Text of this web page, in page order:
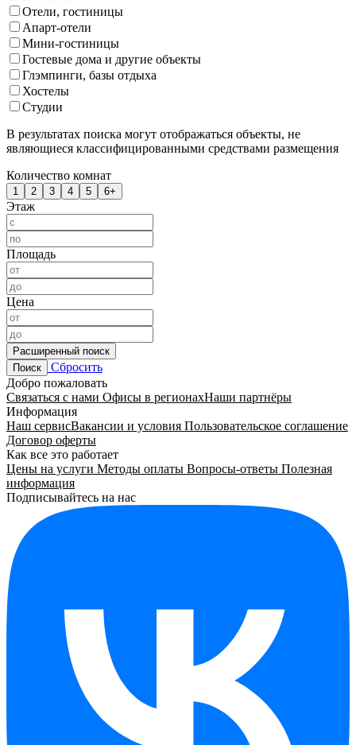
Отели, гостиницы
Апарт-отели
Мини-гостиницы
Гостевые дома и другие объекты
Глэмпинги, базы отдыха
Хостелы
Студии
В результатах поиска могут отображаться объекты, не
являющиеся классифицированными средствами размещения
Количество комнат
1 2 3 4 5 6+
Этаж
Площадь
Цена
Расширенный поиск
Поиск
Сбросить
Добро пожаловать
Связаться с нами Офисы в регионахНаши партнёры
Информация
Наш сервисВакансии и условия Пользовательское соглашение
Договор оферты
Как все это работает
Цены на услуги Методы оплаты Вопросы-ответы Полезная
информация
Подписывайтесь на нас